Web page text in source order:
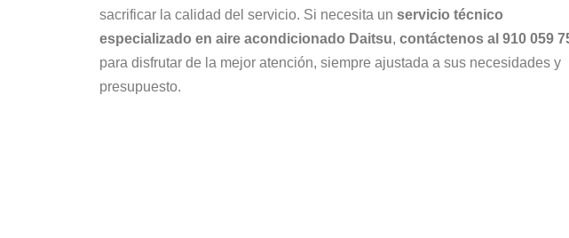
sacrificar la calidad del servicio. Si necesita un servicio técnico
especializado en aire acondicionado Daitsu, contáctenos al 910 059
para disfrutar de la mejor atención, siempre ajustada a sus necesidades y
presupuesto.